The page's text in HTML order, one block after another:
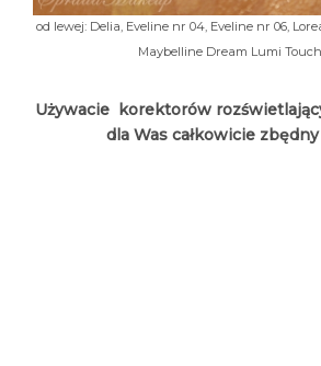
od lewej: Delia, Eveline nr 04, Eveline nr 06,
Maybelline Dream Lumi
Używacie korektorów
dla Was całkowicie